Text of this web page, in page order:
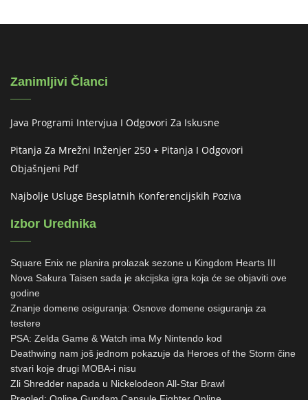
Zanimljivi Članci
Java Programi Intervjua I Odgovori Za Iskusne
Pitanja Za Mrežni Inženjer 250 + Pitanja I Odgovori
Objašnjeni Pdf
Najbolje Usluge Besplatnih Konferencijskih Poziva
Izbor Urednika
Square Enix ne planira prolazak sezone u Kingdom Hearts III
Nova Sakura Taisen sada je akcijska igra koja će se objaviti ove
godine
Znanje domene osiguranja: Osnove domene osiguranja za
testere
PSA: Zelda Game & Watch ima My Nintendo kod
Deathwing nam još jednom pokazuje da Heroes of the Storm čine
stvari koje drugi MOBA-i nisu
Zli Shredder napada u Nickelodeon All-Star Brawl